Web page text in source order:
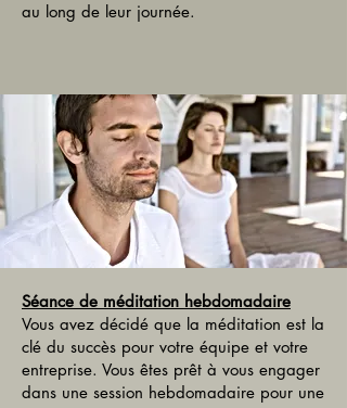
au long de leur journée.
Séance de méditation hebdomadaire
Vous avez décidé que la méditation est la
clé du succès pour votre équipe et votre
entreprise. Vous êtes prêt à vous engager
dans une session hebdomadaire pour une